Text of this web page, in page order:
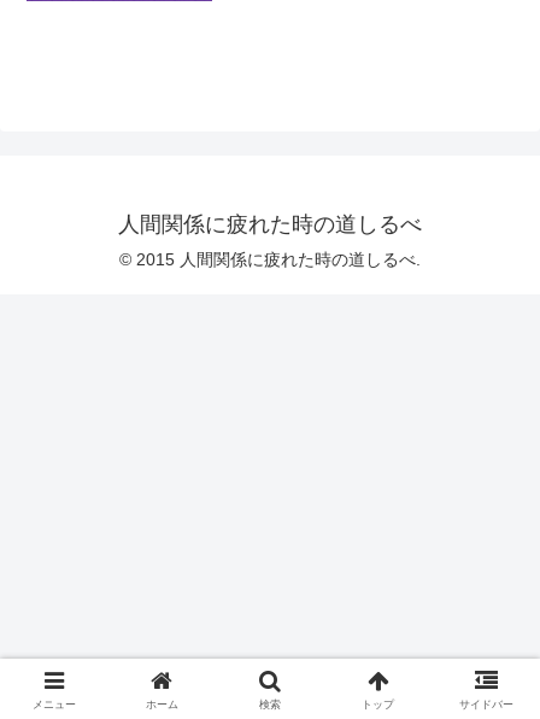
人間関係に疲れた時の道しるべ
© 2015 人間関係に疲れた時の道しるべ.
メニュー ホーム 検索 トップ サイドバー